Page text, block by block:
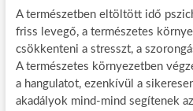
A természetben eltöltött idő
friss levegő, a természetes
csökkenteni a stresszt, a
A természetes környezetben
a hangulatot, ezenkívül a
akadályok mind-mind segítenek